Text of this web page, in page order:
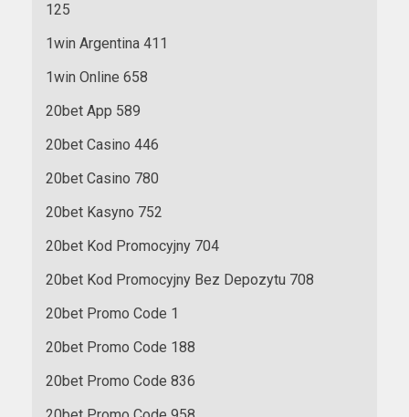
125
1win Argentina 411
1win Online 658
20bet App 589
20bet Casino 446
20bet Casino 780
20bet Kasyno 752
20bet Kod Promocyjny 704
20bet Kod Promocyjny Bez Depozytu 708
20bet Promo Code 1
20bet Promo Code 188
20bet Promo Code 836